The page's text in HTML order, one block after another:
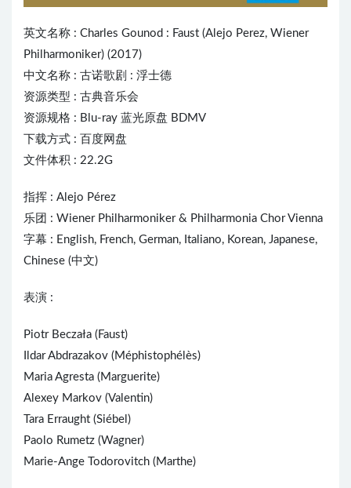
英文名称 : Charles Gounod : Faust (Alejo Perez, Wiener
Philharmoniker) (2017)
中文名称 : 古诺歌剧 : 浮士德
资源类型 : 古典音乐会
资源规格 : Blu-ray 蓝光原盘 BDMV
下载方式 : 百度网盘
文件体积 : 22.2G
指挥 : Alejo Pérez
乐团 : Wiener Philharmoniker & Philharmonia Chor Vienna
字幕 : English, French, German, Italiano, Korean, Japanese,
Chinese (中文)
表演 :
Piotr Beczała (Faust)
Ildar Abdrazakov (Méphistophélès)
Maria Agresta (Marguerite)
Alexey Markov (Valentin)
Tara Erraught (Siébel)
Paolo Rumetz (Wagner)
Marie-Ange Todorovitch (Marthe)